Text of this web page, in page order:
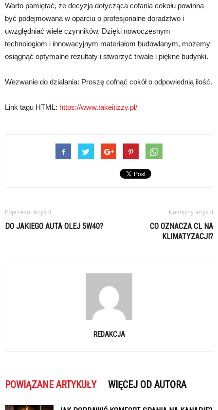
Warto pamiętać, że decyzja dotycząca cofania cokołu powinna
być podejmowana w oparciu o profesjonalne doradztwo i
uwzględniać wiele czynników. Dzięki nowoczesnym
technologiom i innowacyjnym materiałom budowlanym, możemy
osiągnąć optymalne rezultaty i stworzyć trwałe i piękne budynki.
Wezwanie do działania: Proszę cofnąć cokół o odpowiednią ilość.
Link tagu HTML: https://www.takeitizzy.pl/
Poprzedni artykuł
DO JAKIEGO AUTA OLEJ 5W40?
Następny artykuł
CO OZNACZA CL NA
KLIMATYZACJI?
REDAKCJA
POWIĄZANE ARTYKUŁY WIĘCEJ OD AUTORA